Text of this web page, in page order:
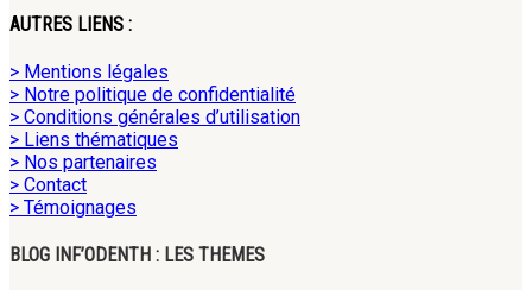
AUTRES LIENS :
> Mentions légales
> Notre politique de confidentialité
> Conditions générales d’utilisation
> Liens thématiques
> Nos partenaires
> Contact
> Témoignages
BLOG INF’ODENTH : LES THEMES